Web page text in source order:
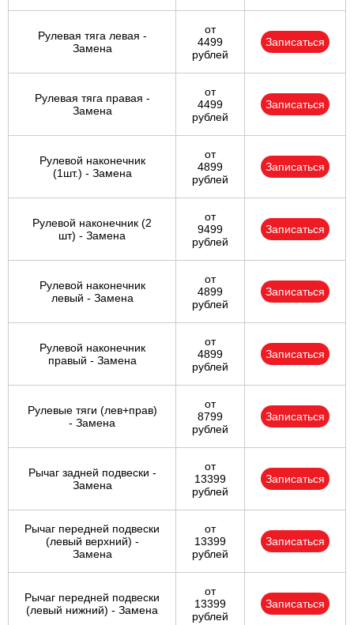
Рулевая тяга левая -
Замена
от
4499
рублей
Записаться
Рулевая тяга правая -
Замена
от
4499
рублей
Записаться
Рулевой наконечник
(1шт.) - Замена
от
4899
рублей
Записаться
Рулевой наконечник (2
шт) - Замена
от
9499
рублей
Записаться
Рулевой наконечник
левый - Замена
от
4899
рублей
Записаться
Рулевой наконечник
правый - Замена
от
4899
рублей
Записаться
Рулевые тяги (лев+прав)
- Замена
от
8799
рублей
Записаться
Рычаг задней подвески -
Замена
от
13399
рублей
Записаться
Рычаг передней подвески
(левый верхний) -
Замена
от
13399
рублей
Записаться
Рычаг передней подвески
(левый нижний) - Замена
от
13399
рублей
Записаться